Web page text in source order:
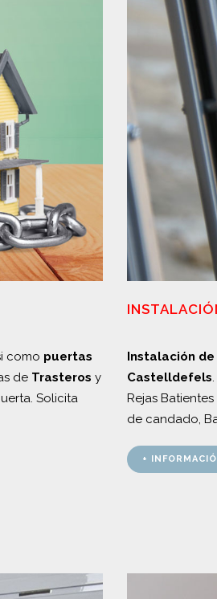
como puertas
de Trasteros y
Solicita
Instalación de
Castelldefels
Rejas
de candado,
+